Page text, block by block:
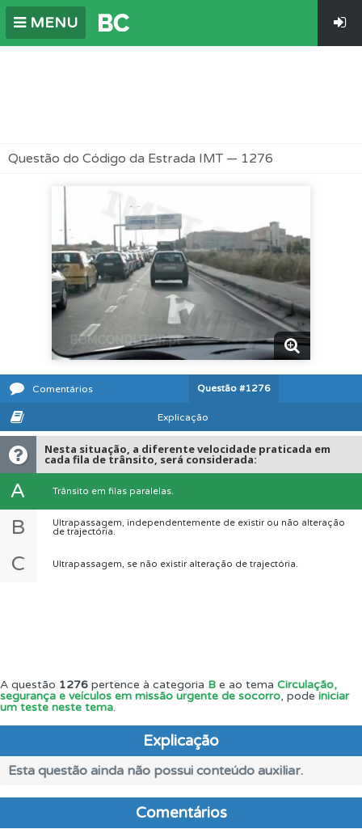
MENU
Questão do Código da Estrada IMT — 1276
Comentários Questão #1276
Explicação
Nesta situação, a diferente velocidade praticada em
cada fila de trânsito, será considerada:
A Trânsito em filas paralelas.
B
Ultrapassagem, independentemente de existir ou não alteração
de trajectória.
C Ultrapassagem, se não existir alteração de trajectória.
A questão 1276 pertence à categoria B e ao tema Circulação,
segurança e veículos em missão urgente de socorro, pode iniciar
um teste neste tema.
Explicação
Esta questão ainda não possui conteúdo auxiliar.
Comentários